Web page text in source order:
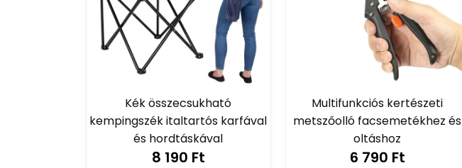
Kék összecsukható
kempingszék italtartós karfával
és hordtáskával
8 190 Ft
Multifunkciós kertészeti
metszőolló facsemetékhez és
oltáshoz
6 790 Ft